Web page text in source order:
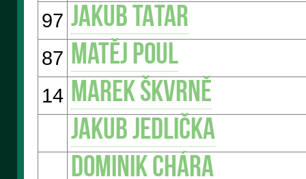
97 Jakub TATAR
87 Matěj POUL
14 Marek ŠKVRNĚ
Jakub JEDLIČKA
Dominik CHÁRA